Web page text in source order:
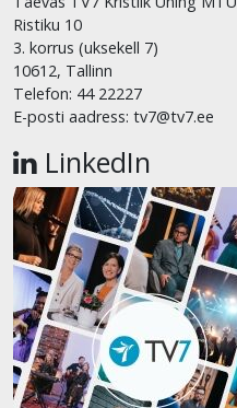
Ristiku 10
3. korrus (uksekell 7)
10612, Tallinn
Telefon: 44 22227
E-posti aadress: tv7@tv7.ee
LinkedIn